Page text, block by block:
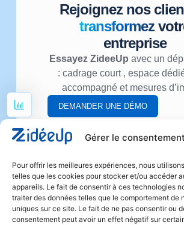
Gérer le consentement
Pour offrir les meilleures expériences, nous
telles que les cookies pour stocker et/ou accéder
appareils. Le fait de consentir à ces technologies
traiter des données telles que le comportement de
uniques sur ce site. Le fait de ne pas consentir ou
consentement peut avoir un effet négatif sur
Rejoignez nos
transformez
entreprise
Essayez ZideeUp avec un
: cadrage court , espace
accompagné et mesures
DEMANDER UNE DÉMO